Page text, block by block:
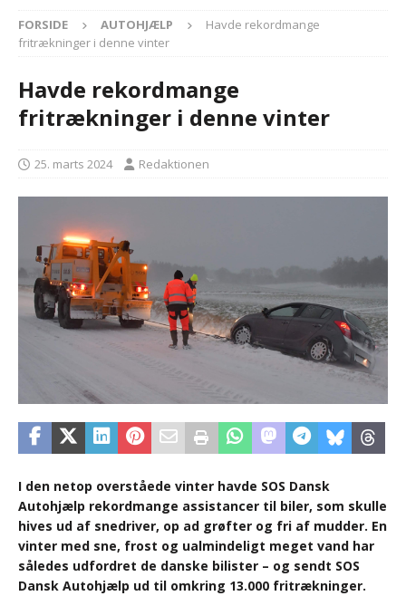
FORSIDE AUTOHJÆLP
Havde rekordmange
fritrækninger i denne vinter
Havde rekordmange
fritrækninger i denne vinter
25. marts 2024 Redaktionen
I den netop overståede vinter havde SOS Dansk
Autohjælp rekordmange assistancer til biler, som skulle
hives ud af snedriver, op ad grøfter og fri af mudder. En
vinter med sne, frost og ualmindeligt meget vand har
således udfordret de danske bilister – og sendt SOS
Dansk Autohjælp ud til omkring 13.000 fritrækninger.